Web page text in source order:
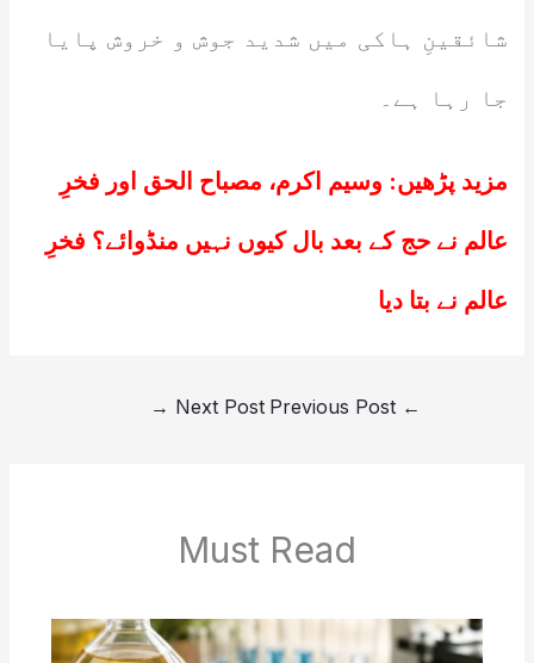
شائقینِ ہاکی میں شدید جوش و خروش پایا
جا رہا ہے۔
مزید پڑھیں: وسیم اکرم، مصباح الحق اور فخرِ
عالم نے حج کے بعد بال کیوں نہیں منڈوائے؟ فخرِ
عالم نے بتا دیا
←
Next Post
→
Must Read